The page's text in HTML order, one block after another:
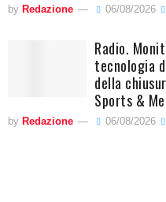
by Redazione 06/08/2026
Radio.
tecnologia
della
Sports &
by Redazione 06/08/2026